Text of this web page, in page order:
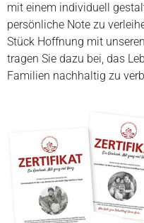
mit einem individuell
persönliche Note zu
Stück Hoffnung mit
tragen Sie dazu bei, das
Familien nachhaltig zu